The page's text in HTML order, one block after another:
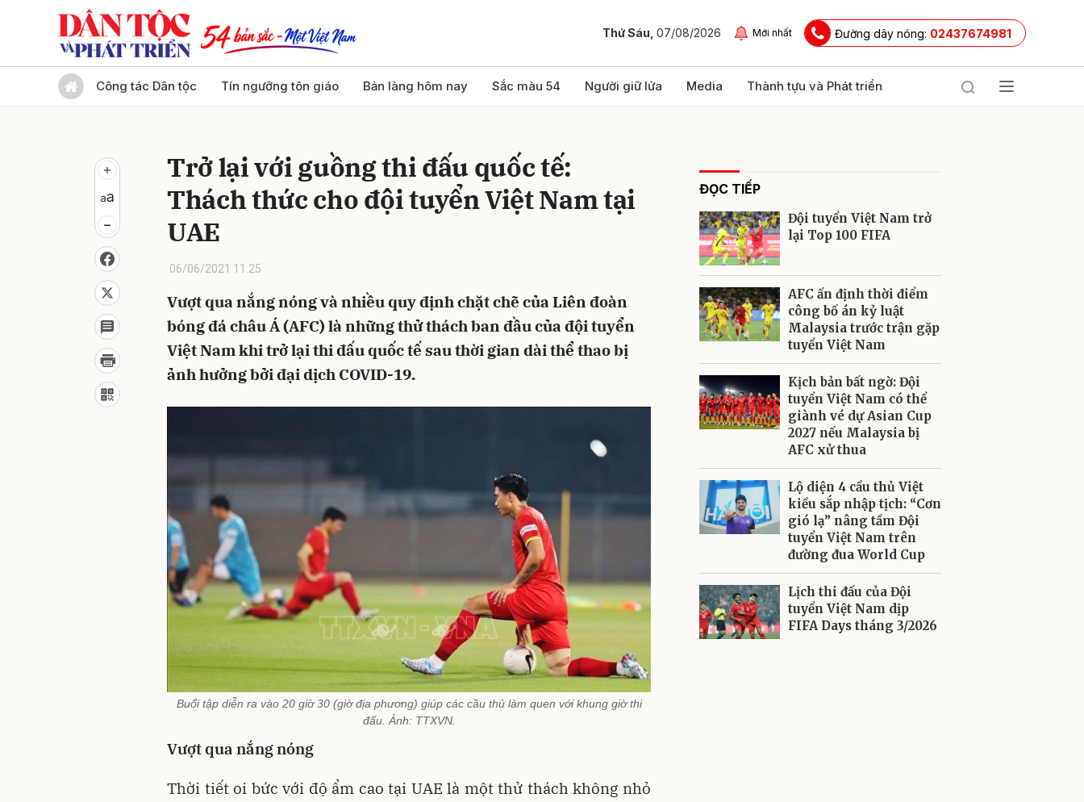
Thứ Sáu, 07/08/2026 Mới nhất Đường dây nóng: 02437674981
Công tác Dân tộc Tín ngưỡng tôn giáo Bản làng hôm nay Sắc màu 54 Người giữ lửa Media Thành tựu và Phát triển
Trở lại với guồng thi đấu quốc tế:
Thách thức cho đội tuyển Việt Nam tại
UAE
06/06/2021 11:25
Vượt qua nắng nóng và nhiều quy định chặt chẽ của Liên đoàn
bóng đá châu Á (AFC) là những thử thách ban đầu của đội tuyển
Việt Nam khi trở lại thi đấu quốc tế sau thời gian dài thể thao bị
ảnh hưởng bởi đại dịch COVID-19.
Buổi tập diễn ra vào 20 giờ 30 (giờ địa phương) giúp các cầu thủ làm quen với khung giờ thi
đấu. Ảnh: TTXVN.
Vượt qua nắng nóng
Thời tiết oi bức với độ ẩm cao tại UAE là một thử thách không nhỏ
ĐỌC TIẾP
Đội tuyển Việt Nam trở
lại Top 100 FIFA
AFC ấn định thời điểm
công bố án kỷ luật
Malaysia trước trận gặp
tuyển Việt Nam
Kịch bản bất ngờ: Đội
tuyển Việt Nam có thể
giành vé dự Asian Cup
2027 nếu Malaysia bị
AFC xử thua
Lộ diện 4 cầu thủ Việt
kiều sắp nhập tịch: “Cơn
gió lạ” nâng tầm Đội
tuyển Việt Nam trên
đường đua World Cup
Lịch thi đấu của Đội
tuyển Việt Nam dịp
FIFA Days tháng 3/2026
Gửi bình luận
Gửi